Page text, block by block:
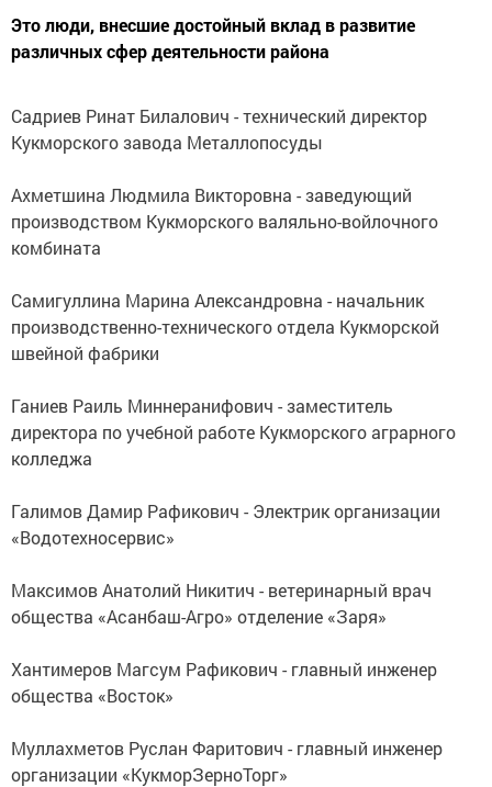
Это люди, внесшие достойный вклад в развитие
различных сфер деятельности района
Садриев Ринат Билалович - технический директор
Кукморского завода Металлопосуды
Ахметшина Людмила Викторовна - заведующий
производством Кукморского валяльно-войлочного
комбината
Самигуллина Марина Александровна - начальник
производственно-технического отдела Кукморской
швейной фабрики
Ганиев Раиль Миннеранифович - заместитель
директора по учебной работе Кукморского аграрного
колледжа
Галимов Дамир Рафикович - Электрик организации
«Водотехносервис»
Максимов Анатолий Никитич - ветеринарный врач
общества «Асанбаш-Агро» отделение «Заря»
Хантимеров Магсум Рафикович - главный инженер
общества «Восток»
Муллахметов Руслан Фаритович - главный инженер
организации «КукморЗерноТорг»